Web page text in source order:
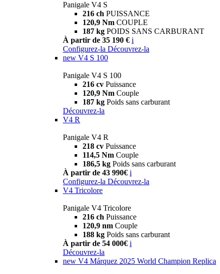
Panigale V4 S
216 ch PUISSANCE
120,9 Nm COUPLE
187 kg POIDS SANS CARBURANT
À partir de 35 190 € i
Configurez-la Découvrez-la
new V4 S 100
Panigale V4 S 100
216 cv Puissance
120,9 Nm Couple
187 kg Poids sans carburant
Découvrez-la
V4 R
Panigale V4 R
218 cv Puissance
114,5 Nm Couple
186,5 kg Poids sans carburant
À partir de 43 990€ i
Configurez-la Découvrez-la
V4 Tricolore
Panigale V4 Tricolore
216 ch Puissance
120,9 nm Couple
188 kg Poids sans carburant
À partir de 54 000€ i
Découvrez-la
new V4 Márquez 2025 World Champion Replica